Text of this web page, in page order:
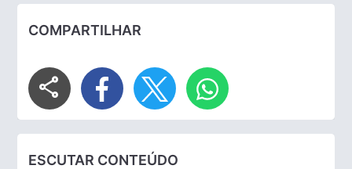
COMPARTILHAR
share
ESCUTAR CONTEÚDO